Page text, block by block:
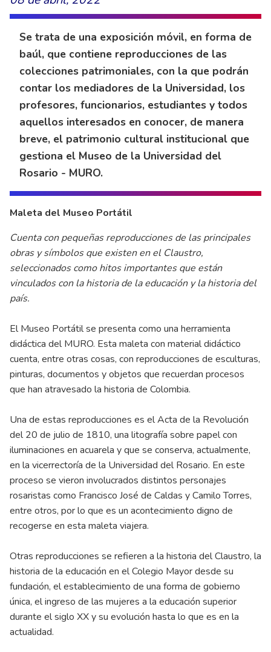
Se trata de una exposición móvil, en forma de
baúl, que contiene reproducciones de las
colecciones patrimoniales, con la que podrán
contar los mediadores de la Universidad, los
profesores, funcionarios, estudiantes y todos
aquellos interesados en conocer, de manera
breve, el patrimonio cultural institucional que
gestiona el Museo de la Universidad del
Rosario - MURO.
Maleta del Museo Portátil
Cuenta con pequeñas reproducciones de las principales
obras y símbolos que existen en el Claustro,
seleccionados como hitos importantes que están
vinculados con la historia de la educación y la historia del
país.
El Museo Portátil se presenta como una herramienta
didáctica del MURO. Esta maleta con material didáctico
cuenta, entre otras cosas, con reproducciones de esculturas,
pinturas, documentos y objetos que recuerdan procesos
que han atravesado la historia de Colombia.
Una de estas reproducciones es el Acta de la Revolución
del 20 de julio de 1810, una litografía sobre papel con
iluminaciones en acuarela y que se conserva, actualmente,
en la vicerrectoría de la Universidad del Rosario. En este
proceso se vieron involucrados distintos personajes
rosaristas como Francisco José de Caldas y Camilo Torres,
entre otros, por lo que es un acontecimiento digno de
recogerse en esta maleta viajera.
Otras reproducciones se refieren a la historia del Claustro, la
historia de la educación en el Colegio Mayor desde su
fundación, el establecimiento de una forma de gobierno
única, el ingreso de las mujeres a la educación superior
durante el siglo XX y su evolución hasta lo que es en la
actualidad.